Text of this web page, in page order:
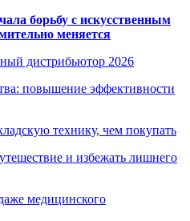
борьбу с искусственным
меняется
дистрибьютор 2026
повышение эффективности
технику, чем покупать
и избежать лишнего
медицинского